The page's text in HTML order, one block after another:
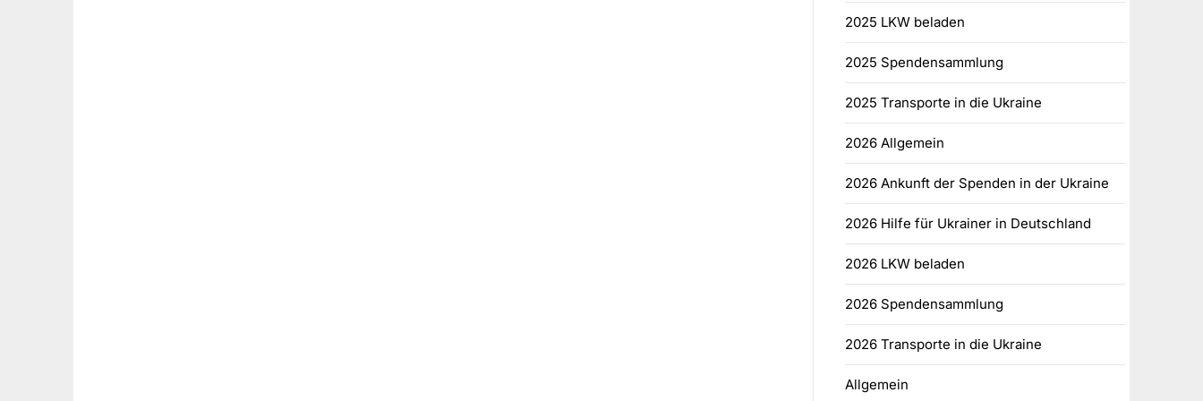
2025 LKW beladen
2025 Spendensammlung
2025 Transporte in die Ukraine
2026 Allgemein
2026 Ankunft der Spenden in der Ukraine
2026 Hilfe für Ukrainer in Deutschland
2026 LKW beladen
2026 Spendensammlung
2026 Transporte in die Ukraine
Allgemein